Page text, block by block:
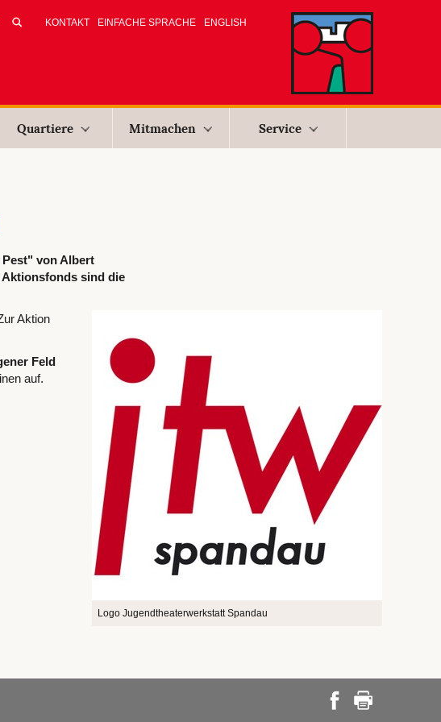
KONTAKT EINFACHE SPRACHE ENGLISH
Quartiere Mitmachen Service
Pest" von Albert
Aktionsfonds sind die
Logo Jugendtheaterwerkstatt Spandau
Aktion
Feld
auf.